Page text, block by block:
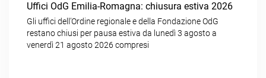
Uffici OdG Emilia-Romagna: chiusura estiva 2026
Gli uffici dell’Ordine regionale e della Fondazione OdG
restano chiusi per pausa estiva da lunedì 3 agosto a
venerdì 21 agosto 2026 compresi